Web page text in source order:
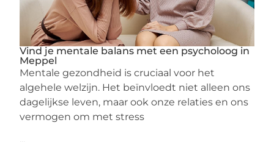
Vind je mentale balans met een psycholoog in
Meppel
Mentale gezondheid is cruciaal voor het
algehele welzijn. Het beïnvloedt niet alleen ons
dagelijkse leven, maar ook onze relaties en ons
vermogen om met stress